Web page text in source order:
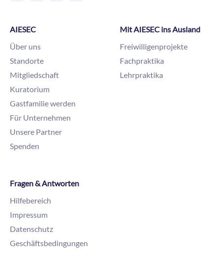
AIESEC
Über uns
Standorte
Mitgliedschaft
Kuratorium
Gastfamilie werden
Für Unternehmen
Unsere Partner
Spenden
Mit AIESEC ins Ausland
Freiwilligenprojekte
Fachpraktika
Lehrpraktika
Fragen & Antworten
Hilfebereich
Impressum
Datenschutz
Geschäftsbedingungen